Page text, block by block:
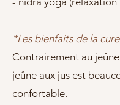
*Les bienfaits de la
Contrairement au jeûne
jeûne aux jus est
confortable.